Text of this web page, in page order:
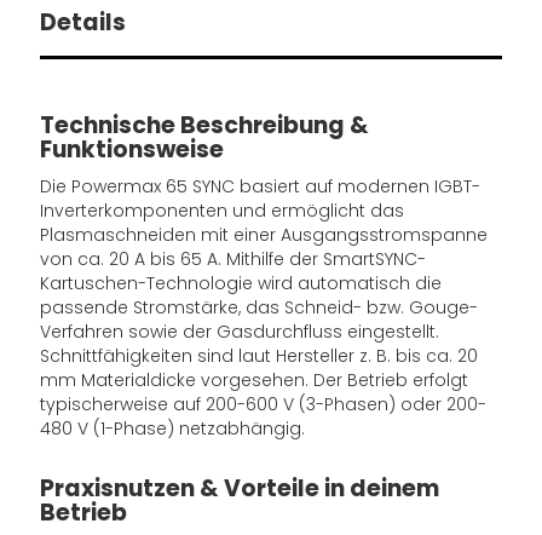
Details
Technische Beschreibung &
Funktionsweise
Die Powermax 65 SYNC basiert auf modernen IGBT-
Inverterkomponenten und ermöglicht das
Plasmaschneiden mit einer Ausgangsstromspanne
von ca. 20 A bis 65 A. Mithilfe der SmartSYNC-
Kartuschen-Technologie wird automatisch die
passende Stromstärke, das Schneid- bzw. Gouge-
Verfahren sowie der Gasdurchfluss eingestellt.
Schnittfähigkeiten sind laut Hersteller z. B. bis ca. 20
mm Materialdicke vorgesehen. Der Betrieb erfolgt
typischerweise auf 200-600 V (3-Phasen) oder 200-
480 V (1-Phase) netzabhängig.
Praxisnutzen & Vorteile in deinem
Betrieb